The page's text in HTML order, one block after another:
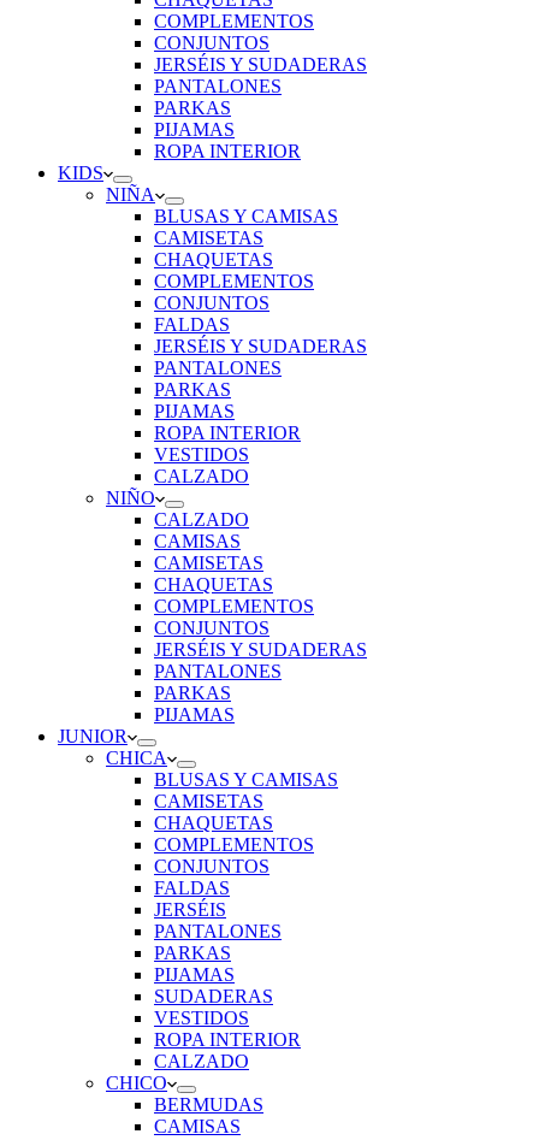
COMPLEMENTOS
CONJUNTOS
JERSÉIS Y SUDADERAS
PANTALONES
PARKAS
PIJAMAS
ROPA INTERIOR
KIDS
NIÑA
BLUSAS Y CAMISAS
CAMISETAS
CHAQUETAS
COMPLEMENTOS
CONJUNTOS
FALDAS
JERSÉIS Y SUDADERAS
PANTALONES
PARKAS
PIJAMAS
ROPA INTERIOR
VESTIDOS
CALZADO
NIÑO
CALZADO
CAMISAS
CAMISETAS
CHAQUETAS
COMPLEMENTOS
CONJUNTOS
JERSÉIS Y SUDADERAS
PANTALONES
PARKAS
PIJAMAS
JUNIOR
CHICA
BLUSAS Y CAMISAS
CAMISETAS
CHAQUETAS
COMPLEMENTOS
CONJUNTOS
FALDAS
JERSÉIS
PANTALONES
PARKAS
PIJAMAS
SUDADERAS
VESTIDOS
ROPA INTERIOR
CALZADO
CHICO
BERMUDAS
CAMISAS